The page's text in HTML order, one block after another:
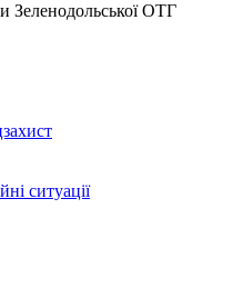
Зеленодольської ОТГ
ситуації